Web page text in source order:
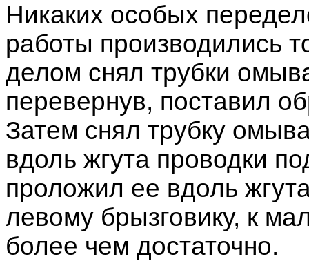
Никаких особых
работы производились
делом снял трубки
перевернув, поставил
Затем снял трубку
вдоль жгута проводки
проложил ее вдоль
левому брызговику, к
более чем достаточно.